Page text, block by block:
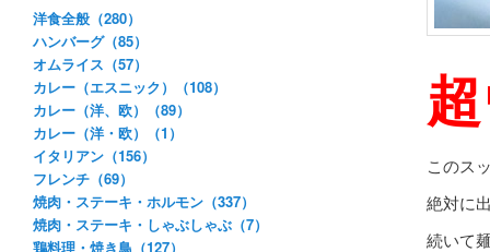
このス
絶対に
続いて
洋食全般（280）
ハンバーグ（85）
オムライス（57）
カレー（エスニック）（108）
カレー（洋、欧）（89）
カレー（洋・欧）（1）
イタリアン（156）
フレンチ（69）
焼肉・ステーキ・ホルモン（337）
焼肉・ステーキ・しゃぶしゃぶ（7）
鶏料理・焼き鳥（127）